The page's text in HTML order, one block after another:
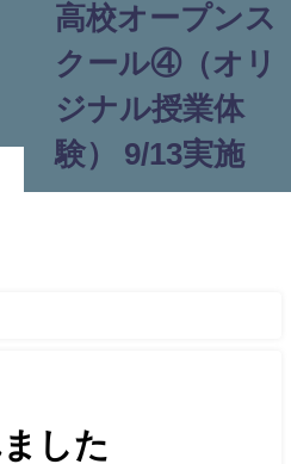
高校オープンス
クール④（オリ
ジナル授業体
験） 9/13実施
した